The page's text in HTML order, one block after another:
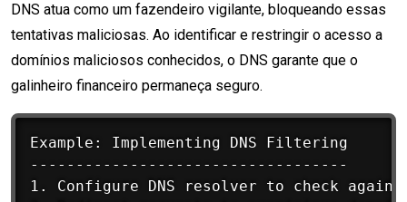
DNS atua como um fazendeiro vigilante, bloqueando essas
tentativas maliciosas. Ao identificar e restringir o acesso a
domínios maliciosos conhecidos, o DNS garante que o
galinheiro financeiro permaneça seguro.
Example: Implementing DNS Filtering
-----------------------------------
1. Configure DNS resolver to check